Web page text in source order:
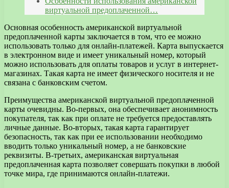
виртуальной предоплаченной…
Основная особенность американской виртуальной
предоплаченной карты заключается в том, что ее можно
использовать только для онлайн-платежей. Карта выпускается
в электронном виде и имеет уникальный номер, который
можно использовать для оплаты товаров и услуг в интернет-
магазинах. Такая карта не имеет физического носителя и не
связана с банковским счетом.
Преимущества американской виртуальной предоплаченной
карты очевидны. Во-первых, она обеспечивает анонимность
покупателя, так как при оплате не требуется предоставлять
личные данные. Во-вторых, такая карта гарантирует
безопасность, так как при ее использовании необходимо
вводить только уникальный номер, а не банковские
реквизиты. В-третьих, американская виртуальная
предоплаченная карта позволяет совершать покупки в любой
точке мира, где принимаются онлайн-платежи.